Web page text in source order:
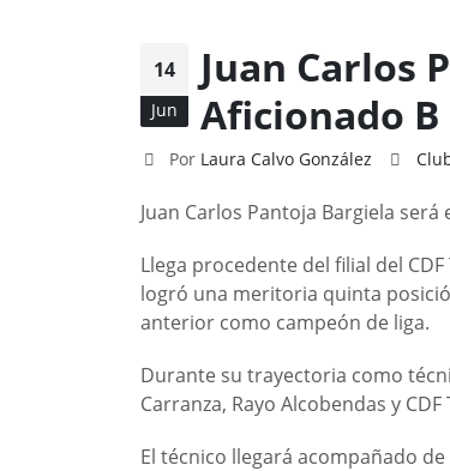
14
Jun
Juan Carlos
Aficionado B
Por Laura Calvo González
Juan Carlos Pantoja Bargiela
Llega procedente del filial del
logró una meritoria quinta
anterior como campeón de liga.
Durante su trayectoria como
Carranza, Rayo Alcobendas y CDF
El técnico llegará acompañado